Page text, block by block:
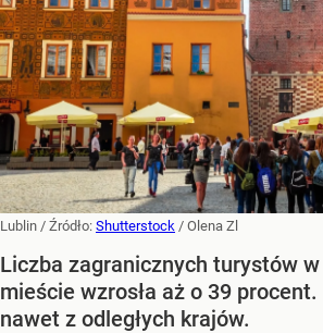
Lublin / Źródło: Shutterstock / Olena Zl
Liczba zagranicznych turystów
mieście wzrosła aż o 39
nawet z odległych krajów.